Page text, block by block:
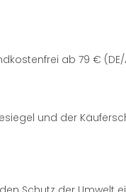
ab 79 € (DE/
und der